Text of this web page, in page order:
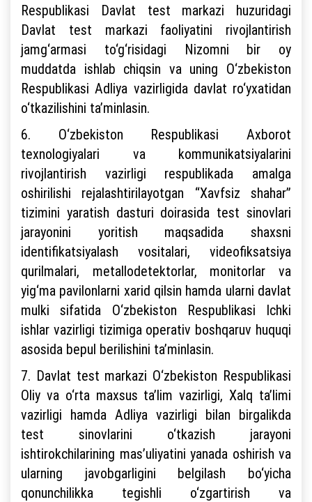
Respublikasi Davlat test markazi huzuridagi
Davlat test markazi faoliyatini rivojlantirish
jamg‘armasi to‘g‘risidagi Nizomni bir oy
muddatda ishlab chiqsin va uning O‘zbekiston
Respublikasi Adliya vazirligida davlat ro‘yxatidan
o‘tkazilishini ta’minlasin.
6. O‘zbekiston Respublikasi Axborot
texnologiyalari va kommunikatsiyalarini
rivojlantirish vazirligi respublikada amalga
oshirilishi rejalashtirilayotgan “Xavfsiz shahar”
tizimini yaratish dasturi doirasida test sinovlari
jarayonini yoritish maqsadida shaxsni
identifikatsiyalash vositalari, videofiksatsiya
qurilmalari, metallodetektorlar, monitorlar va
yig‘ma pavilonlarni xarid qilsin hamda ularni davlat
mulki sifatida O‘zbekiston Respublikasi Ichki
ishlar vazirligi tizimiga operativ boshqaruv huquqi
asosida bepul berilishini ta’minlasin.
7. Davlat test markazi O‘zbekiston Respublikasi
Oliy va o‘rta maxsus ta’lim vazirligi, Xalq ta’limi
vazirligi hamda Adliya vazirligi bilan birgalikda
test sinovlarini o‘tkazish jarayoni
ishtirokchilarining mas’uliyatini yanada oshirish va
ularning javobgarligini belgilash bo‘yicha
qonunchilikka tegishli o‘zgartirish va